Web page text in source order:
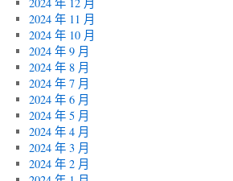
2024 年 11 月
2024 年 10 月
2024 年 9 月
2024 年 8 月
2024 年 7 月
2024 年 6 月
2024 年 5 月
2024 年 4 月
2024 年 3 月
2024 年 2 月